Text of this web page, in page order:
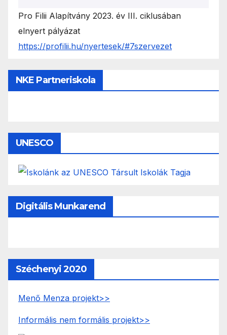
Pro Filii Alapítvány 2023. év III. ciklusában
elnyert pályázat
https://profilii.hu/nyertesek/#7szervezet
NKE Partneriskola
UNESCO
Digitális Munkarend
Széchenyi 2020
Menő Menza projekt>>
Informális nem formális projekt>>